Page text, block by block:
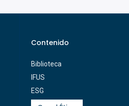
Contenido
Biblioteca
IFUS
ESG